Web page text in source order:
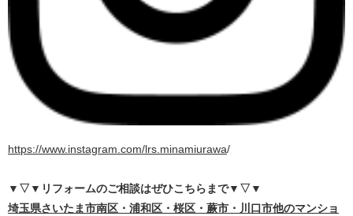
https://www.instagram.com/lrs.minamiurawa/
▼▽▼リフォームのご相談はぜひこちらまで▼▽▼
埼玉県さいたま市南区・浦和区・桜区・蕨市・川口市他のマンショ